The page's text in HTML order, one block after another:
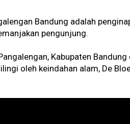
Bandung adalah
pengunjung.
Kabupaten
oleh keindahan alam, De